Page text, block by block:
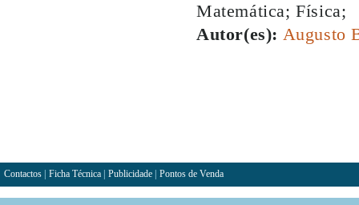
Matemática; Física;
Autor(es): Augusto
Contactos Ficha Técnica Publicidade Pontos de Venda